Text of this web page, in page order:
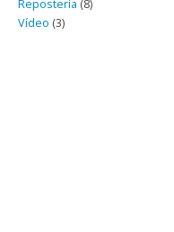
Repostería (8)
Vídeo (3)